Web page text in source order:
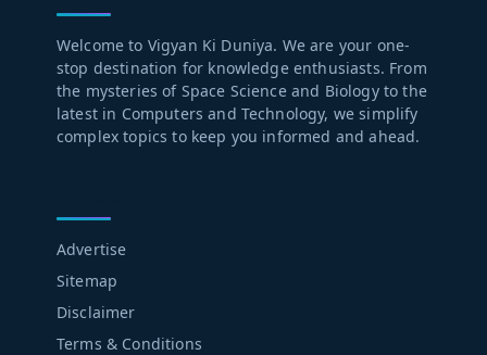
Welcome to Vigyan Ki Duniya. We are your one-
stop destination for knowledge enthusiasts. From
the mysteries of Space Science and Biology to the
latest in Computers and Technology, we simplify
complex topics to keep you informed and ahead.
Advertise
Sitemap
Disclaimer
Terms & Conditions